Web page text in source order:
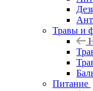
Травы и
Питание